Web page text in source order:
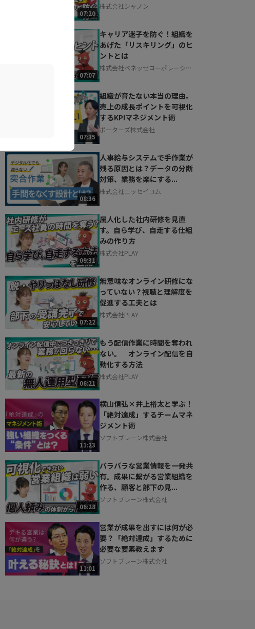
07:20
株式会社シャノン
07:07
キャリア迷子を防ぐ！組織を
あげた「リスキリング」のヒ
ントとは
株式会社ベネッセコーポレーショ
07:35
組織が育たない本当の理由。
売上の成長ポイントを可視化
するKPIマネジメント術
ポーターズ株式会社
08:36
人事給与システムで手作業が
残る原因とは？データの分断
対策、業務を楽にする...
株式会社ニッセイコム
09:31
属人化した社内研修を見直
す。自ら学び、自走する仕組
みの作り方
株式会社PLAY
07:22
無意味なオンライン研修にな
っていない？視聴と理解度を
促進する工夫とは
株式会社PLAY
06:21
もう配信作業に時間を奪われ
ない。 オンライン配信を自
動化する方法
株式会社PLAY
11:23
横山信弘×井上裕太と学ぶ！
「絶対達成」するチームマネ
ジメント術
ソフトブレーン株式会社
06:28
バラバラな営業情報を一発共
有。成果に繋がる営業組織を
作る、顧客と部下の見...
ソフトブレーン株式会社
11:01
営業が成果を出すには何が必
要？「絶対達成」するために
必要な要素教えます
ソフトブレーン株式会社